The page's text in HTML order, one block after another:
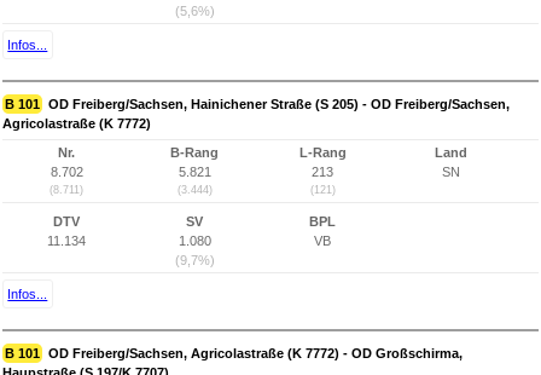
(5,6%)
Infos...
B 101 OD Freiberg/Sachsen, Hainichener Straße (S 205) - OD Freiberg/Sachsen,
Agricolastraße (K 7772)
Nr.
8.702
(8.711)
B-Rang
5.821
(3.444)
L-Rang
213
(121)
Land
SN
DTV
11.134
SV
1.080
(9,7%)
BPL
VB
Infos...
B 101 OD Freiberg/Sachsen, Agricolastraße (K 7772) - OD Großschirma,